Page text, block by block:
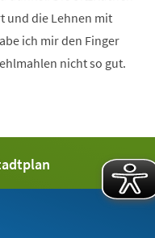
und die Lehnen mit
ich mir den Finger
nicht so gut.